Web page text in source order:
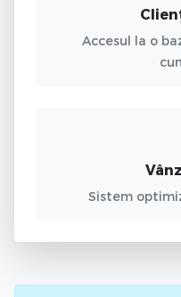
Accesul la o
Sistem